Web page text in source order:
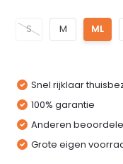
S M ML
Snel rijklaar
100% garantie
Anderen
Grote eigen